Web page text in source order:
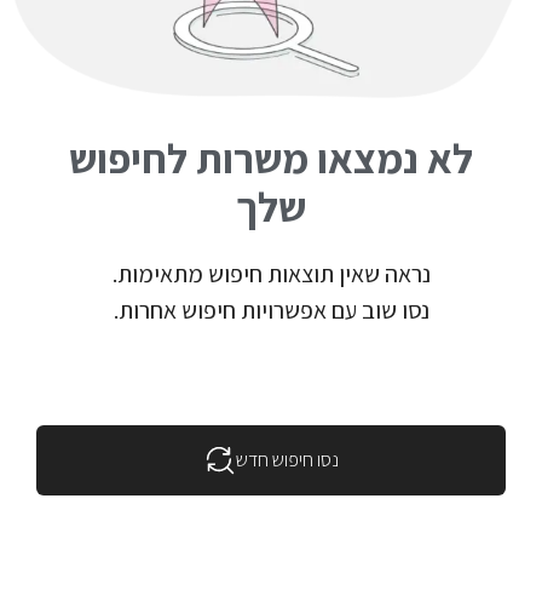
לא נמצאו משרות לחיפוש
שלך
נראה שאין תוצאות חיפוש מתאימות.
נסו שוב עם אפשרויות חיפוש אחרות.
נסו חיפוש חדש